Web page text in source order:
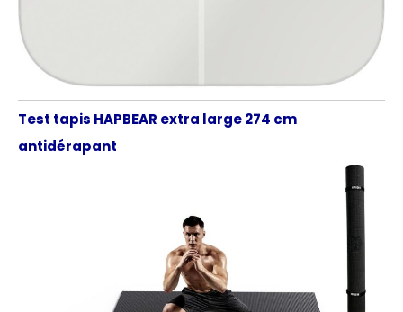
Test tapis HAPBEAR extra large 274 cm
antidérapant